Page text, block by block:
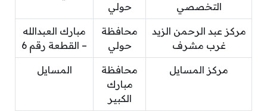
التخصصي
حولي
مركز عبد الرحمن الزيد
غرب مشرف
محافظة
حولي
مبارك العبدالله
– القطعة رقم 6
مركز المسايل
محافظة
مبارك
الكبير
المسايل